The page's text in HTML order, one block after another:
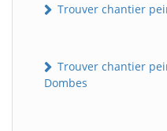
Trouver chantier
Trouver chantier
Dombes